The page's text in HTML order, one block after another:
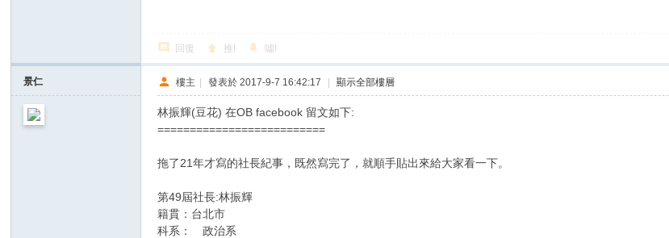
回復 推! 噓!
景仁 樓主 | 發表於 2017-9-7 16:42:17 | 顯示全部樓層
林振輝(豆花) 在OB facebook 留文如下:
==========================
拖了21年才寫的社長紀事，既然寫完了，就順手貼出來給大家看一下。
第49屆社長:林振輝
籍貫：台北市
科系： 政治系